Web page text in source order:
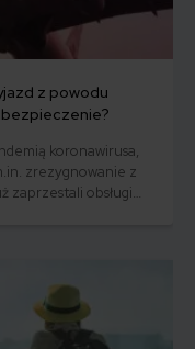
z powodu
koronawirusa,
zrezygnowanie z
zaprzestali obsługi